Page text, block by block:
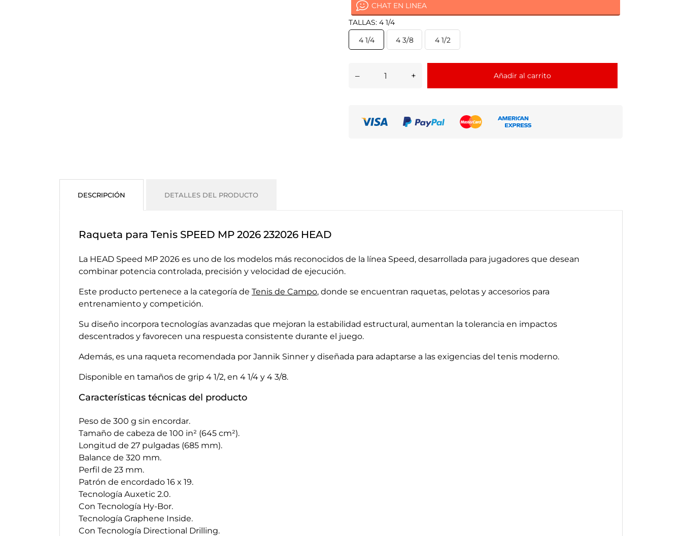
CHAT EN LINEA
TALLAS: 4 1/4
4 1/4
4 3/8 4 1/2
– + Añadir al carrito
DESCRIPCIÓN DETALLES DEL PRODUCTO
Raqueta para Tenis SPEED MP 2026 232026 HEAD
La HEAD Speed MP 2026 es uno de los modelos más reconocidos de la línea Speed, desarrollada para jugadores que desean
combinar potencia controlada, precisión y velocidad de ejecución.
Este producto pertenece a la categoría de Tenis de Campo, donde se encuentran raquetas, pelotas y accesorios para
entrenamiento y competición.
Su diseño incorpora tecnologías avanzadas que mejoran la estabilidad estructural, aumentan la tolerancia en impactos
descentrados y favorecen una respuesta consistente durante el juego.
Además, es una raqueta recomendada por Jannik Sinner y diseñada para adaptarse a las exigencias del tenis moderno.
Disponible en tamaños de grip 4 1/2, en 4 1/4 y 4 3/8.
Características técnicas del producto
Peso de 300 g sin encordar.
Tamaño de cabeza de 100 in² (645 cm²).
Longitud de 27 pulgadas (685 mm).
Balance de 320 mm.
Perfil de 23 mm.
Patrón de encordado 16 x 19.
Tecnología Auxetic 2.0.
Con Tecnología Hy-Bor.
Tecnología Graphene Inside.
Con Tecnología Directional Drilling.